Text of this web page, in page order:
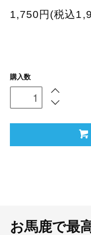
1,750円(税込
購入数
お馬鹿で最